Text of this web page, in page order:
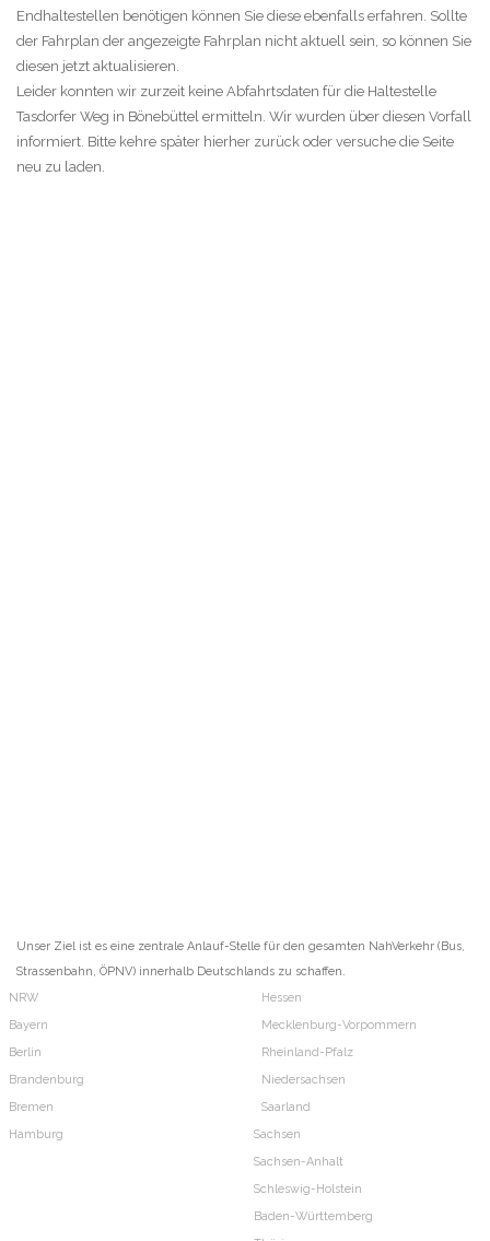
Endhaltestellen benötigen können Sie diese ebenfalls erfahren. Sollte
der Fahrplan der angezeigte Fahrplan nicht aktuell sein, so können Sie
diesen jetzt aktualisieren.
Leider konnten wir zurzeit keine Abfahrtsdaten für die Haltestelle
Tasdorfer Weg in Bönebüttel ermitteln. Wir wurden über diesen Vorfall
informiert. Bitte kehre später hierher zurück oder versuche die Seite
neu zu laden.
Unser Ziel ist es eine zentrale Anlauf-Stelle für den gesamten NahVerkehr (Bus,
Strassenbahn, ÖPNV) innerhalb Deutschlands zu schaffen.
NRW
Bayern
Berlin
Brandenburg
Bremen
Hamburg
Hessen
Mecklenburg-Vorpommern
Rheinland-Pfalz
Niedersachsen
Saarland
Sachsen
Sachsen-Anhalt
Schleswig-Holstein
Baden-Württemberg